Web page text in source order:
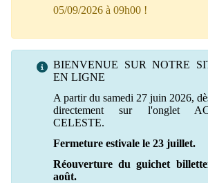
05/09/2026 à 09h00 !
BIENVENUE SUR NOTRE
EN LIGNE
A partir du samedi 27 juin 2026,
directement sur l'onglet
CELESTE.
Fermeture estivale le 23 juillet.
Réouverture du guichet
août.